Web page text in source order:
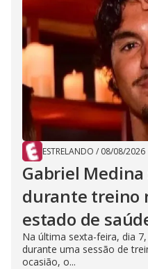
ESTRELANDO / 08/08/2026
Gabriel
durante treino
estado de
Na última sexta-feira, dia
durante uma sessão de
ocasião, o...